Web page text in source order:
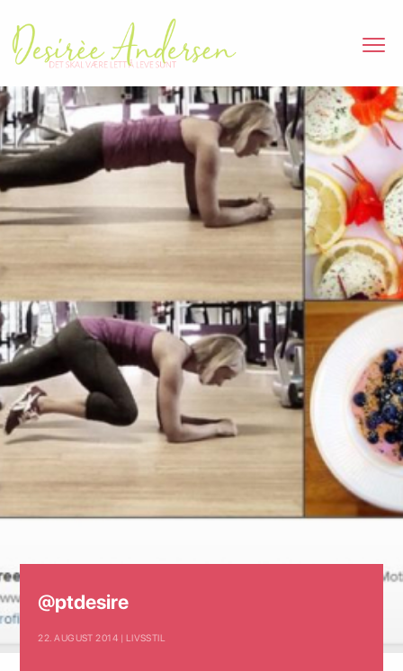
@ptdesire
22. AUGUST 2014 | LIVSSTIL